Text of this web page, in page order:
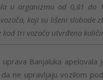
u organizmu od 0,81 do
koji su lišeni slobode
kod tri vozača utvrđena
uprava Banjaluka
ne upravljaju vozilom